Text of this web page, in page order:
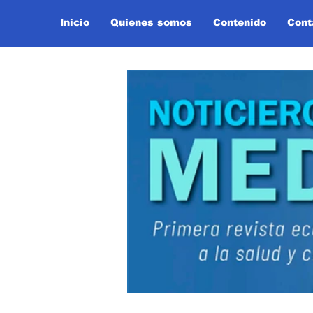
Inicio Quienes somos Contenido